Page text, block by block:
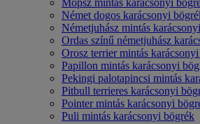
Mopsz mintás karácsonyi
Német dogos karácsonyi
Németjuhász mintás
Ordas színű németjuhász
Orosz terrier mintás
Papillon mintás karácsonyi
Pekingi palotapincsi mintás
Pitbull terrieres karácsonyi
Pointer mintás karácsonyi
Puli mintás karácsonyi bögrék